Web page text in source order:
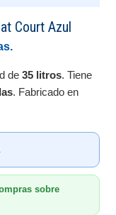
Court Azul
de35 litros. Tiene
. Fabricado en
sobre